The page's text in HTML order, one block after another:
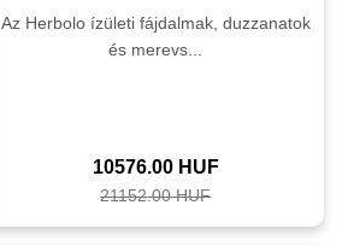
Az Herbolo ízületi fájdalmak, duzzanatok
és merevs...
10576.00 HUF
21152.00 HUF